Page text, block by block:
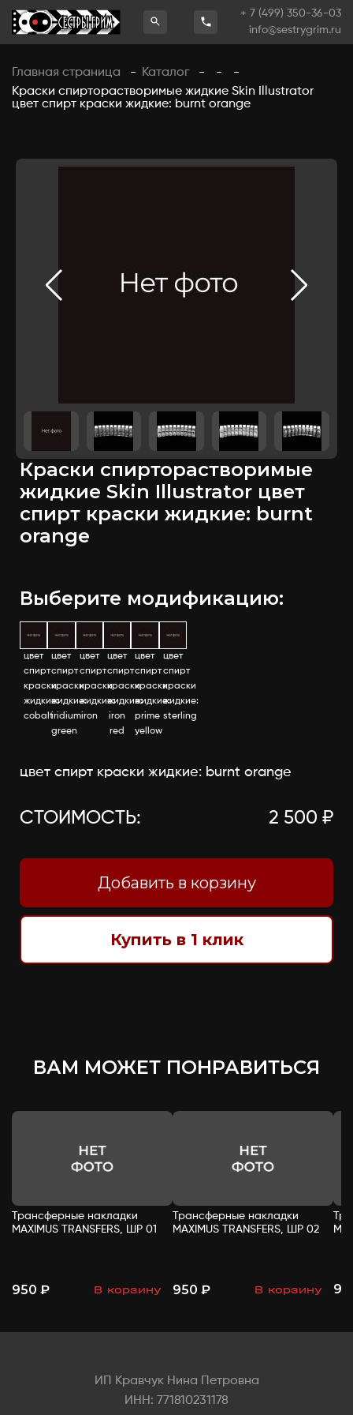
+ 7 (499) 350-36-03
info@sestrygrim.ru
Главная страница - Каталог - -
-
Краски спирторастворимые жидкие Skin Illustrator
цвет спирт краски жидкие: burnt orange
Краски спирторастворимые
жидкие Skin Illustrator цвет
спирт краски жидкие: burnt
orange
Выберите модификацию:
цвет
спирт
краски
жидкие:
cobalt
цвет
спирт
краски
жидкие:
iridium
green
цвет
спирт
краски
жидкие:
iron
цвет
спирт
краски
жидкие:
iron
red
цвет
спирт
краски
жидкие:
prime
yellow
цвет
спирт
краски
жидкие:
sterling
цвет спирт краски жидкие: burnt orange
СТОИМОСТЬ: 2 500 ₽
Добавить в корзину
Купить в 1 клик
ВАМ МОЖЕТ ПОНРАВИТЬСЯ
Трансферные накладки
MAXIMUS TRANSFERS, ШР 01
950 ₽ В корзину
- +
Трансферные накладки
MAXIMUS TRANSFERS, ШР 02
950 ₽ В корзину
- +
ИП Кравчук Нина Петровна
ИНН: 771810231178